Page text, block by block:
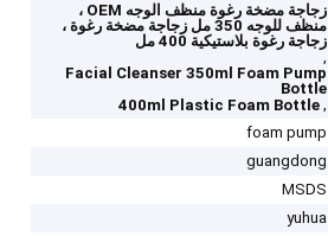
زجاجة مضخة رغوة منظف الوجه OEM ،
منظف للوجه 350 مل زجاجة مضخة رغوة ،
زجاجة رغوة بلاستيكية 400 مل
,
Facial Cleanser 350ml Foam Pump
Bottle
,
400ml Plastic Foam Bottle
foam pump
guangdong
MSDS
yuhua